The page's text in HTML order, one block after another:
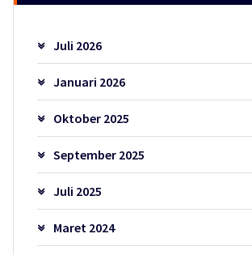
Juli 2026
Januari 2026
Oktober 2025
September 2025
Juli 2025
Maret 2024